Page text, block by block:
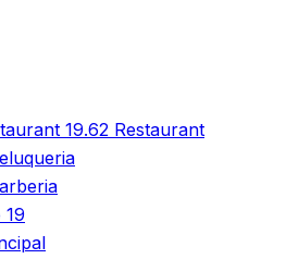
19.62 Restaurant